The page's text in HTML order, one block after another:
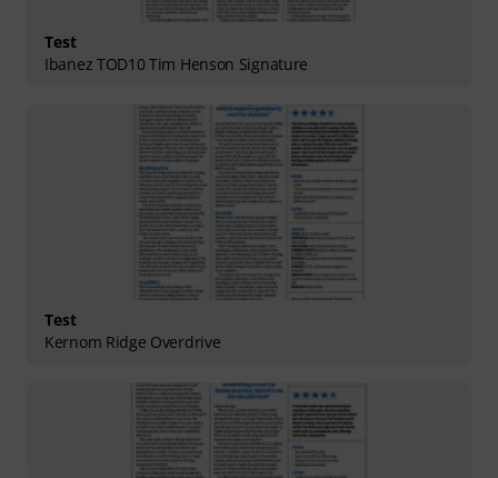
Test
Ibanez TOD10 Tim Henson Signature
Test
Kernom Ridge Overdrive